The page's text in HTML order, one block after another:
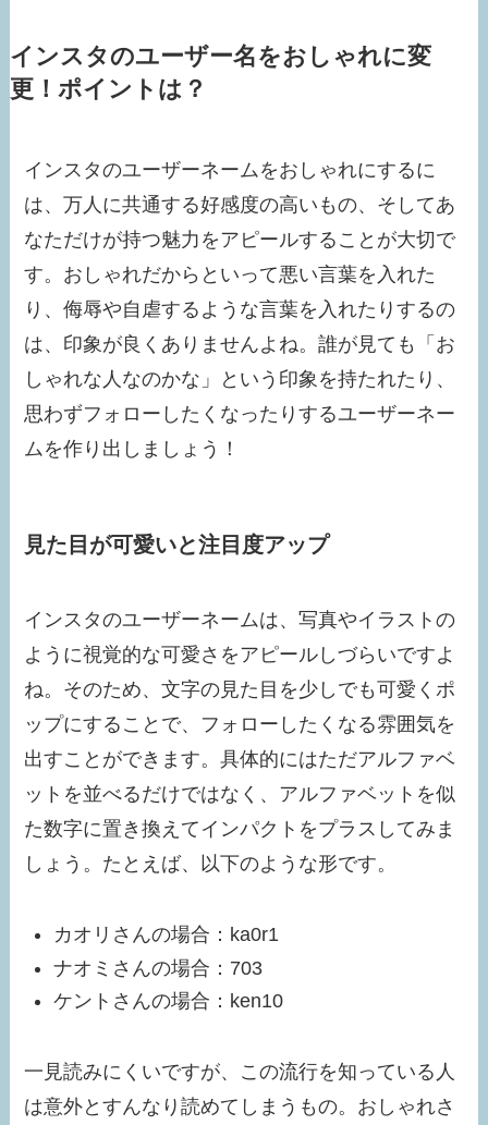
インスタのユーザー名をおしゃれに変
更！ポイントは？
インスタのユーザーネームをおしゃれにするに
は、万人に共通する好感度の高いもの、そしてあ
なただけが持つ魅力をアピールすることが大切で
す。おしゃれだからといって悪い言葉を入れた
り、侮辱や自虐するような言葉を入れたりするの
は、印象が良くありませんよね。誰が見ても「お
しゃれな人なのかな」という印象を持たれたり、
思わずフォローしたくなったりするユーザーネー
ムを作り出しましょう！
見た目が可愛いと注目度アップ
インスタのユーザーネームは、写真やイラストの
ように視覚的な可愛さをアピールしづらいですよ
ね。そのため、文字の見た目を少しでも可愛くポ
ップにすることで、フォローしたくなる雰囲気を
出すことができます。具体的にはただアルファベ
ットを並べるだけではなく、アルファベットを似
た数字に置き換えてインパクトをプラスしてみま
しょう。たとえば、以下のような形です。
カオリさんの場合：ka0r1
ナオミさんの場合：703
ケントさんの場合：ken10
一見読みにくいですが、この流行を知っている人
は意外とすんなり読めてしまうもの。おしゃれさ